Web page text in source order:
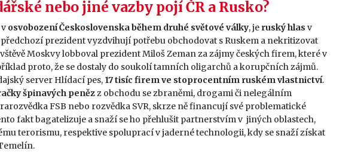
nebo jiné vazby pojí ČR a Rusko?
osvobození Československa během druhé světové války, je ruský hlas v
předchozí prezident vyzdvihují potřebu obchodovat s Ruskem a nekritizovat
Moskvy lobboval prezident Miloš Zeman za zájmy českých firem, které v
proto, že se dostaly do soukolí tamních oligarchů a korupčních zájmů.
server Hlídací pes, 17 tisíc firem ve stoprocentním ruském vlastnictví.
špinavých penězz obchodu se zbraněmi, drogami či nelegálním
FSB nebo rozvědka SVR, skrze ně financují své problematické
fakt bagatelizuje a snaží se ho přehlušit partnerstvím v jiných oblastech,
terorismu, respektive spoluprací v jaderné technologii, kdy se snaží získat